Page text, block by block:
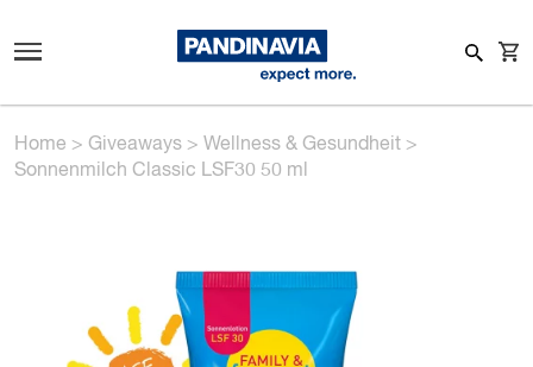
Home > Giveaways > Wellness & Gesundheit >
Sonnenmilch Classic LSF30 50 ml